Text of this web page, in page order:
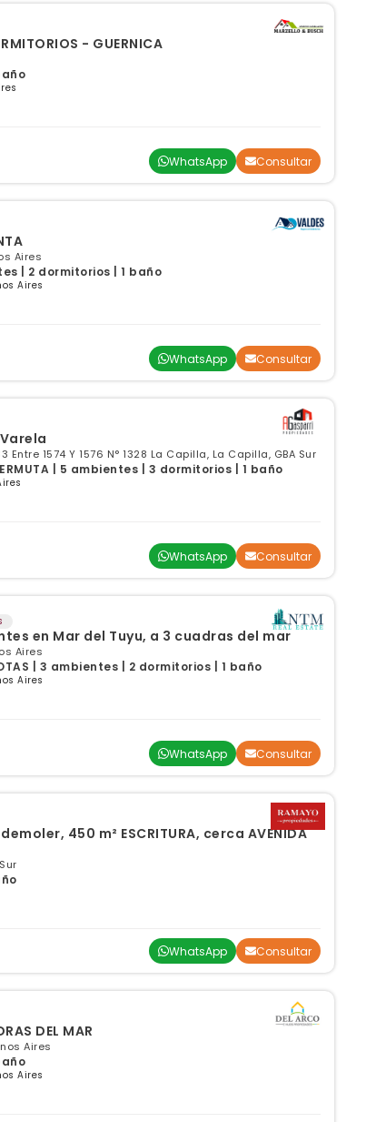
- GUERNICA
WhatsApp Consultar
Aires
| 2 dormitorios | 1 baño
Aires
WhatsApp Consultar
1574 Y 1576 N° 1328 La Capilla, La Capilla, GBA Sur
| 5 ambientes | 3 dormitorios | 1 baño
WhatsApp Consultar
en Mar del Tuyu, a 3 cuadras del mar
Aires
| 3 ambientes | 2 dormitorios | 1 baño
Aires
WhatsApp Consultar
450 m² ESCRITURA, cerca AVENIDA
WhatsApp Consultar
DEL MAR
Aires
Aires